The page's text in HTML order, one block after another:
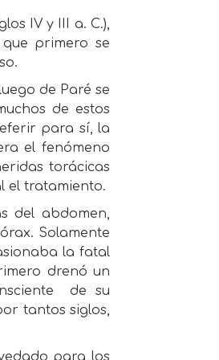
IV y III a. C.),
primero se
de Paré se
de estos
para sí, la
el fenómeno
torácicas
el tratamiento.
del abdomen,
Solamente
la fatal
drenó un
de su
tantos siglos,
para los